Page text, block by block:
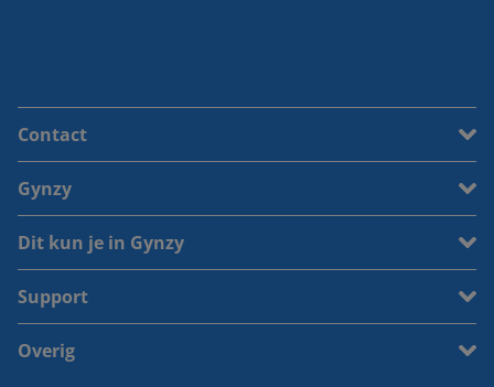
Contact
Gynzy
Dit kun je in Gynzy
Support
Overig